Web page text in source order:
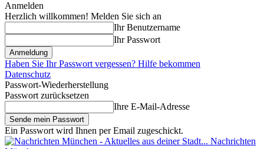
Anmelden
Herzlich willkommen! Melden Sie sich an
Ihr Benutzername
Ihr Passwort
Haben Sie Ihr Passwort vergessen? Hilfe bekommen
Datenschutz
Passwort-Wiederherstellung
Passwort zurücksetzen
Ihre E-Mail-Adresse
Ein Passwort wird Ihnen per Email zugeschickt.
Nachrichten